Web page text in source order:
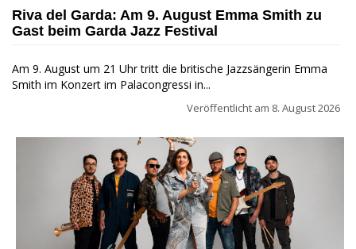
Riva del Garda: Am 9. August Emma Smith zu
Gast beim Garda Jazz Festival
Am 9. August um 21 Uhr tritt die britische Jazzsängerin Emma
Smith im Konzert im Palacongressi in...
Veröffentlicht am 8. August 2026